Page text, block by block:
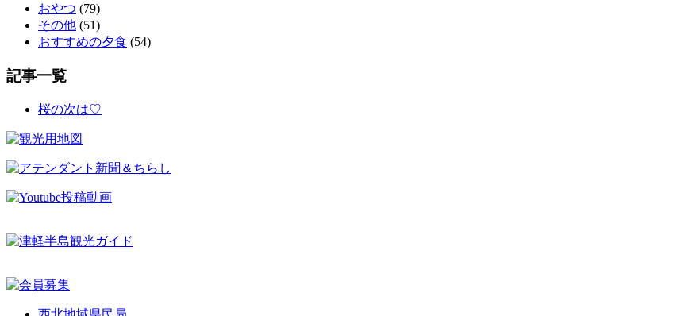
おやつ (79)
その他 (51)
おすすめの夕食 (54)
記事一覧
桜の次は♡